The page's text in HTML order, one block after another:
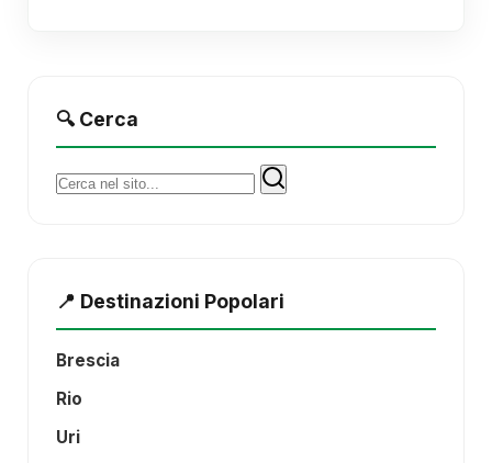
🔍 Cerca
Cerca:
📍 Destinazioni Popolari
Brescia
Rio
Uri